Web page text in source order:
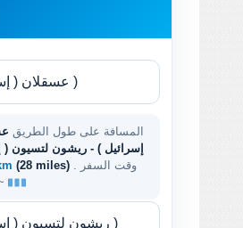
المسافة على طول الطريق
إسرائيل ) - ريشون لتسيون (
km (28 miles)